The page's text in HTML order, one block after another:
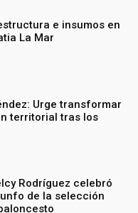
e insumos en
La Mar
Urge transformar
territorial tras los
Rodríguez celebró
de la selección